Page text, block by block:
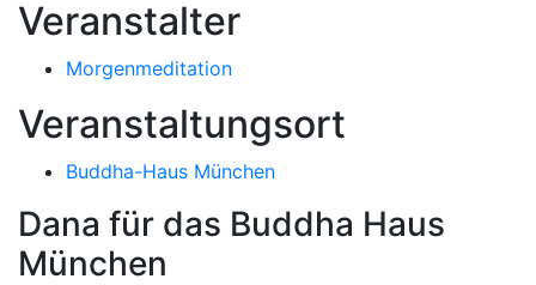
Veranstalter
Morgenmeditation
Veranstaltungsort
Buddha-Haus München
Dana für das Buddha Haus
München